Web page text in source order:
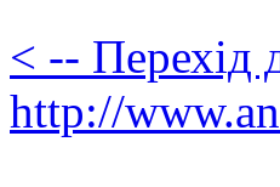
< -- Перехід
http://